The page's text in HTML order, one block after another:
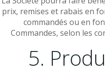
prix, remises et rabais en
commandés ou en
Commandes, selon les
5.